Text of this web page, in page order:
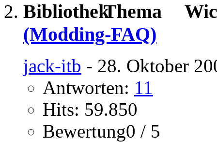
(Modding-FAQ)
jack-itb - 28. Oktober
Antworten: 11
Hits: 59.850
Bewertung0 / 5